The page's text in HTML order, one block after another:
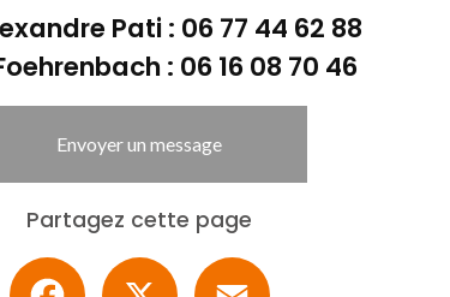
Pati : 06 77 44 62 88
: 06 16 08 70 46
Envoyer un message
Partagez cette page
Facebook